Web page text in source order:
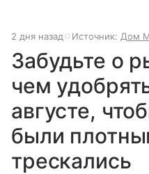
2 дня назад Источник: Дом
Забудьте о
чем
августе,
были
трескались